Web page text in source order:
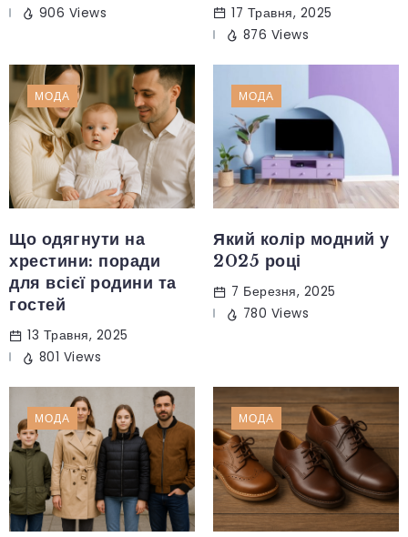
906 Views
17 Травня, 2025
876 Views
МОДА
Що одягнути на
хрестини: поради
для всієї родини та
гостей
13 Травня, 2025
801 Views
МОДА
Який колір модний у
2025 році
7 Березня, 2025
780 Views
МОДА МОДА